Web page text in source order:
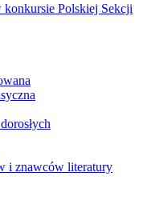
Polskiej Sekcji
i znawców literatury